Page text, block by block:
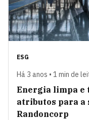
ESG
Há 3 anos • 1 min de
Energia limpa e
atributos para a
Randoncorp